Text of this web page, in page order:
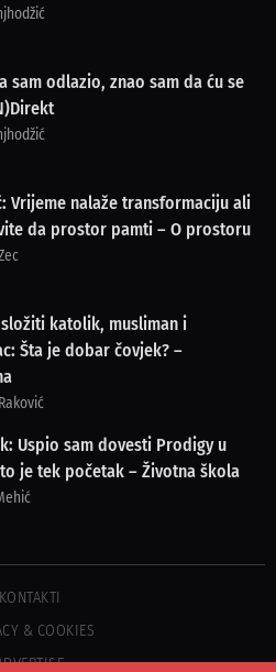
sam odlazio, znao sam da ću se
Vrijeme nalaže transformaciju ali
da prostor pamti – O prostoru
katolik, musliman i
Šta je dobar čovjek? –
Uspio sam dovesti Prodigy u
je tek početak – Životna škola
KONTAKTI
& COOKIES